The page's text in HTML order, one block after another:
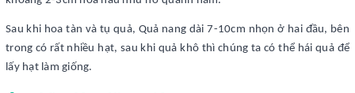
Sau khi hoa tàn và tụ quả, Quả nang dài 7-10cm nhọn ở hai đầu, bên
trong có rất nhiều hạt, sau khi quả khô thì chúng ta có thể hái quả để
lấy hạt làm giống.